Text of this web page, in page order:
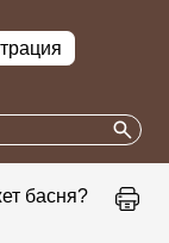
басня?